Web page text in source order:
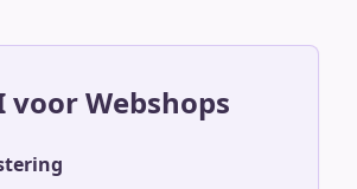
voor Webshops